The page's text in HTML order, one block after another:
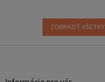
ZOBRAZIŤ